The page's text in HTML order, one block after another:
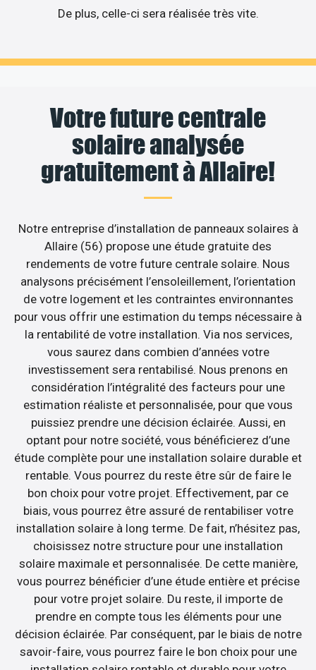
De plus, celle-ci sera réalisée très vite.
Votre future centrale
solaire analysée
gratuitement à Allaire!
Notre entreprise d’installation de panneaux solaires à
Allaire (56) propose une étude gratuite des
rendements de votre future centrale solaire. Nous
analysons précisément l’ensoleillement, l’orientation
de votre logement et les contraintes environnantes
pour vous offrir une estimation du temps nécessaire à
la rentabilité de votre installation. Via nos services,
vous saurez dans combien d’années votre
investissement sera rentabilisé. Nous prenons en
considération l’intégralité des facteurs pour une
estimation réaliste et personnalisée, pour que vous
puissiez prendre une décision éclairée. Aussi, en
optant pour notre société, vous bénéficierez d’une
étude complète pour une installation solaire durable et
rentable. Vous pourrez du reste être sûr de faire le
bon choix pour votre projet. Effectivement, par ce
biais, vous pourrez être assuré de rentabiliser votre
installation solaire à long terme. De fait, n’hésitez pas,
choisissez notre structure pour une installation
solaire maximale et personnalisée. De cette manière,
vous pourrez bénéficier d’une étude entière et précise
pour votre projet solaire. Du reste, il importe de
prendre en compte tous les éléments pour une
décision éclairée. Par conséquent, par le biais de notre
savoir-faire, vous pourrez faire le bon choix pour une